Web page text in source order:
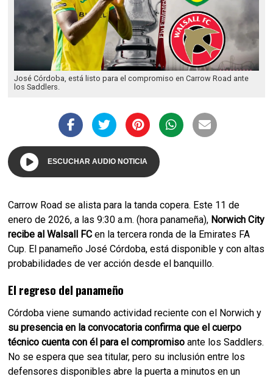
José Córdoba, está listo para el compromiso en Carrow Road ante
los Saddlers.
ESCUCHAR AUDIO NOTICIA
Carrow Road se alista para la tanda copera. Este 11 de
enero de 2026, a las 9:30 a.m. (hora panameña), Norwich City
recibe al Walsall FC en la tercera ronda de la Emirates FA
Cup. El panameño José Córdoba, está disponible y con altas
probabilidades de ver acción desde el banquillo.
El regreso del panameño
Córdoba viene sumando actividad reciente con el Norwich y
su presencia en la convocatoria confirma que el cuerpo
técnico cuenta con él para el compromiso ante los Saddlers.
No se espera que sea titular, pero su inclusión entre los
defensores disponibles abre la puerta a minutos en un